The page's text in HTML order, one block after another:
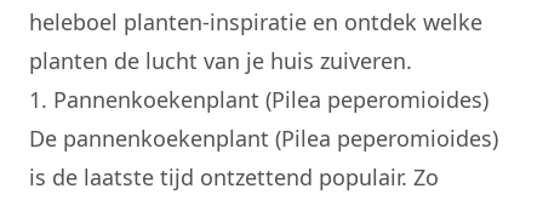
heleboel planten-inspiratie en ontdek welke
planten de lucht van je huis zuiveren.
1. Pannenkoekenplant (Pilea peperomioides)
De pannenkoekenplant (Pilea peperomioides)
is de laatste tijd ontzettend populair. Zo